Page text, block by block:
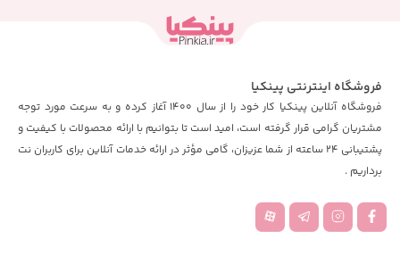
فروشگاه اینترنتی پینکیا
فروشگاه آنلاین پینکیا کار خود را از سال 1400 آغاز کرده و به سرعت مورد توجه
مشتریان گرامی قرار گرفته است، امید است تا بتوانیم با ارائه محصولات با کیفیت و
پشتیبانی 24 ساعته از شما عزیزان، گامی مؤثر در ارائه خدمات آنلاین برای کاربران نت
برداریم .